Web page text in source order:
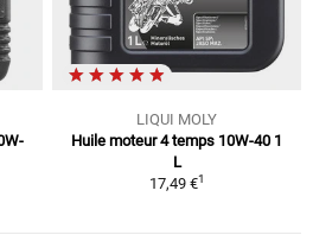
LIQUI MOLY
Huile moteur 4 temps 10W-40 1
L
17,49 €1